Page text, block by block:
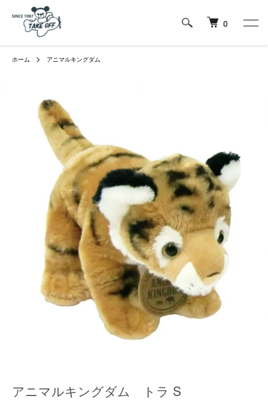
0
ホーム アニマルキングダム
アニマルキングダム トラ S